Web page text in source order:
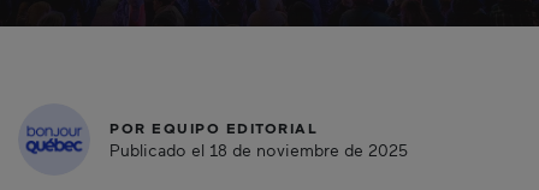
POR EQUIPO EDITORIAL
Publicado el 18 de noviembre de 2025